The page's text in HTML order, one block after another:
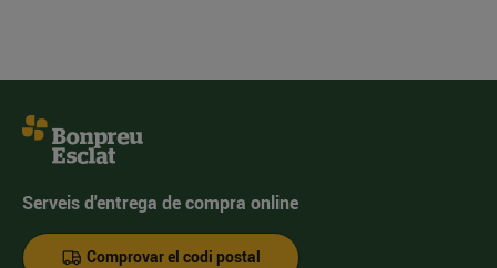
Serveis d'entrega de compra online
Comprovar el codi postal